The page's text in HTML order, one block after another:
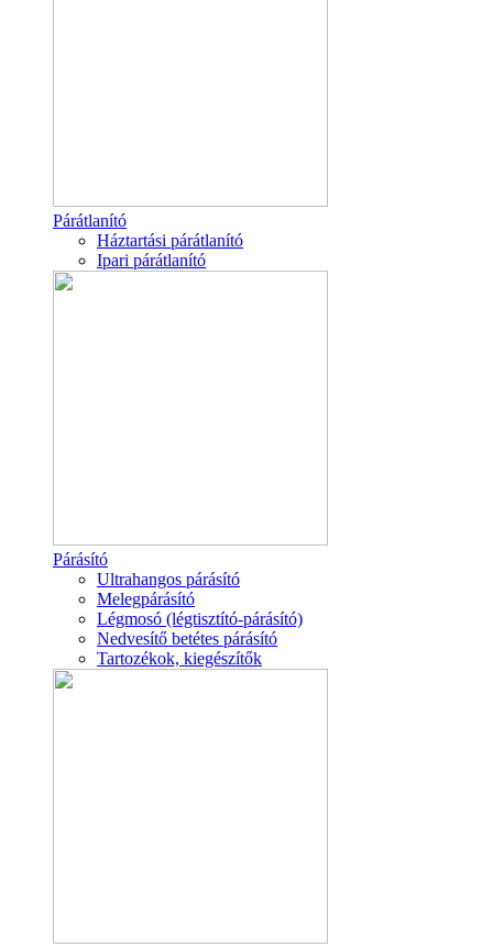
Párátlanító
Háztartási párátlanító
Ipari párátlanító
Párásító
Ultrahangos párásító
Melegpárásító
Légmosó (légtisztító-párásító)
Nedvesítő betétes párásító
Tartozékok, kiegészítők